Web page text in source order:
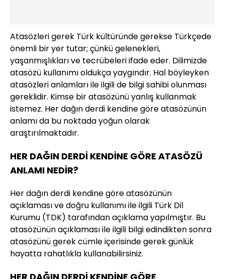
Atasözleri gerek Türk kültüründe gerekse Türkçede
önemli bir yer tutar; çünkü gelenekleri,
yaşanmışlıkları ve tecrübeleri ifade eder. Dilimizde
atasözü kullanımı oldukça yaygındır. Hal böyleyken
atasözleri anlamları ile ilgili de bilgi sahibi olunması
gereklidir. Kimse bir atasözünü yanlış kullanmak
istemez. Her dağın derdi kendine göre atasözünün
anlamı da bu noktada yoğun olarak
araştırılmaktadır.
HER DAĞIN DERDİ KENDİNE GÖRE ATASÖZÜ
ANLAMI NEDİR?
Her dağın derdi kendine göre atasözünün
açıklaması ve doğru kullanımı ile ilgili Türk Dil
Kurumu (TDK) tarafından açıklama yapılmıştır. Bu
atasözünün açıklaması ile ilgili bilgi edindikten sonra
atasözünü gerek cümle içerisinde gerek günlük
hayatta rahatlıkla kullanabilirsiniz.